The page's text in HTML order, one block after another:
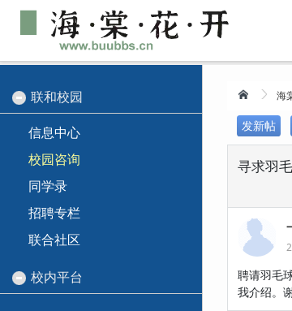
联和校园
信息中心
校园咨询
同学录
招聘专栏
联合社区
校内平台
海
发新帖
寻求羽
聘请羽毛
我介绍。